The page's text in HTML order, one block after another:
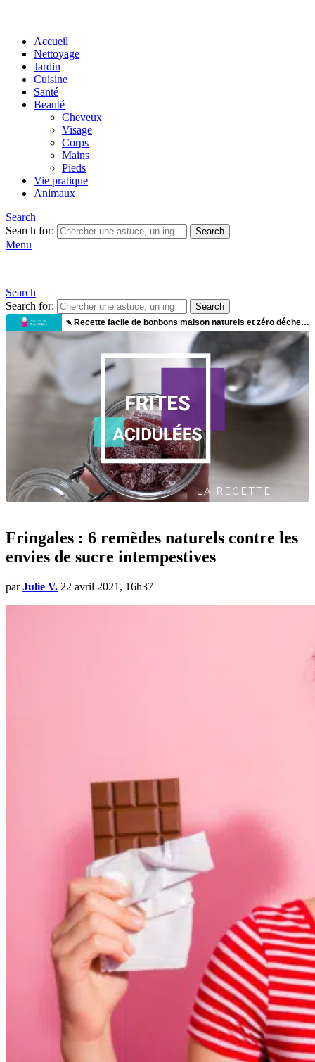
Accueil
Nettoyage
Jardin
Cuisine
Santé
Beauté
Cheveux
Visage
Corps
Mains
Pieds
Vie pratique
Animaux
Search
Search for:
Search
Menu
Search
Search for:
Search
Fringales : 6 remèdes naturels contre les
envies de sucre intempestives
par Julie V. 22 avril 2021, 16h37